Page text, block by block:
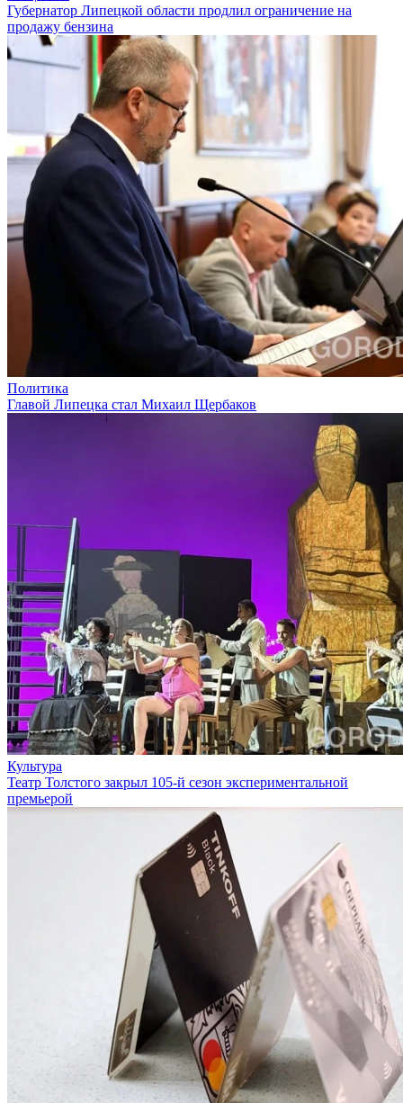
Губернатор Липецкой области продлил ограничение на
продажу бензина
Политика
Главой Липецка стал Михаил Щербаков
Культура
Театр Толстого закрыл 105-й сезон экспериментальной
премьерой